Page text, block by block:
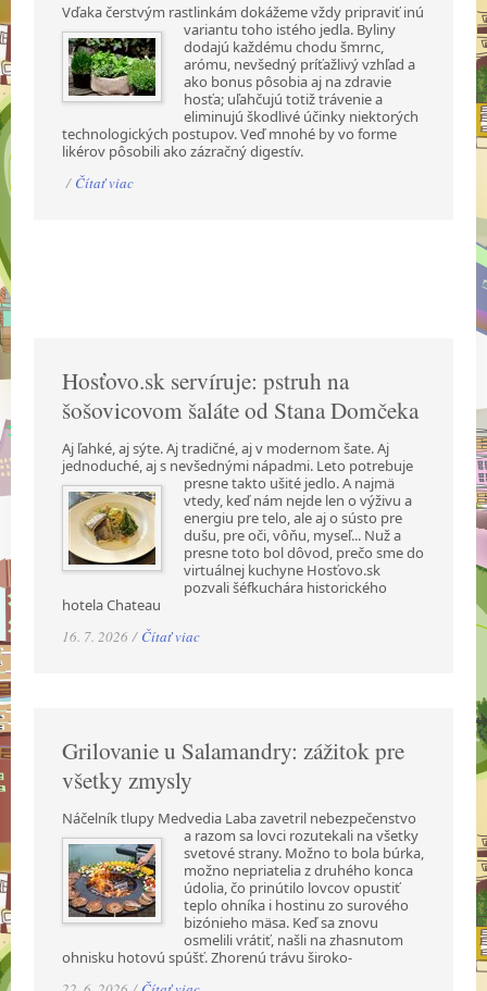
Vďaka čerstvým rastlinkám dokážeme vždy pripraviť inú
variantu toho istého jedla. Byliny
dodajú každému chodu šmrnc,
arómu, nevšedný príťažlivý vzhľad a
ako bonus pôsobia aj na zdravie
hosťa; uľahčujú totiž trávenie a
eliminujú škodlivé účinky niektorých
technologických postupov. Veď mnohé by vo forme
likérov pôsobili ako zázračný digestív.
/ Čítať viac
Hosťovo.sk servíruje: pstruh na
šošovicovom šaláte od Stana Domčeka
Aj ľahké, aj sýte. Aj tradičné, aj v modernom šate. Aj
jednoduché, aj s nevšednými nápadmi. Leto potrebuje
presne takto ušité jedlo. A najmä
vtedy, keď nám nejde len o výživu a
energiu pre telo, ale aj o sústo pre
dušu, pre oči, vôňu, myseľ... Nuž a
presne toto bol dôvod, prečo sme do
virtuálnej kuchyne Hosťovo.sk
pozvali šéfkuchára historického
hotela Chateau
16. 7. 2026 / Čítať viac
Grilovanie u Salamandry: zážitok pre
všetky zmysly
Náčelník tlupy Medvedia Laba zavetril nebezpečenstvo
a razom sa lovci rozutekali na všetky
svetové strany. Možno to bola búrka,
možno nepriatelia z druhého konca
údolia, čo prinútilo lovcov opustiť
teplo ohníka i hostinu zo surového
bizónieho mäsa. Keď sa znovu
osmelili vrátiť, našli na zhasnutom
ohnisku hotovú spúšť. Zhorenú trávu široko-